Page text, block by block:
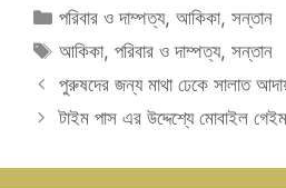
Categories
পরিবার ও দাম্পত্য,আকিকা,সন্তান
Tags
আকিকা,পরিবার ও দাম্পত্য,সন্তান
পুরুষদের জন্য মাথা ঢেকে সালাত
টাইম পাস এর উদ্দেশ্যে মোবাইল